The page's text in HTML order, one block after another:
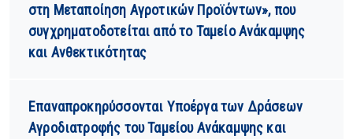
στη Μεταποίηση Αγροτικών Προϊόντων», που
συγχρηματοδοτείται από το Ταμείο Ανάκαμψης
και Ανθεκτικότητας
Επαναπροκηρύσσονται Υποέργα των Δράσεων
Αγροδιατροφής του Ταμείου Ανάκαμψης και